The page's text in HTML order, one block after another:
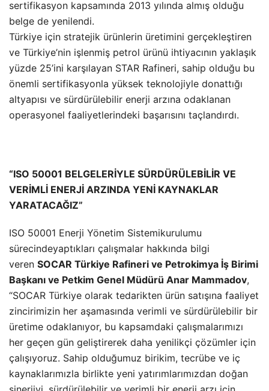
sertifikasyon kapsamında 2013 yılında almış olduğu
belge de yenilendi.
Türkiye için stratejik ürünlerin üretimini gerçekleştiren
ve Türkiye’nin işlenmiş petrol ürünü ihtiyacının yaklaşık
yüzde 25’ini karşılayan STAR Rafineri, sahip olduğu bu
önemli sertifikasyonla yüksek teknolojiyle donattığı
altyapısı ve sürdürülebilir enerji arzına odaklanan
operasyonel faaliyetlerindeki başarısını taçlandırdı.
“ISO 50001 BELGELERİYLE SÜRDÜRÜLEBİLİR VE
VERİMLİ ENERJİ ARZINDA YENİ KAYNAKLAR
YARATACAĞIZ”
ISO 50001 Enerji Yönetim Sistemikurulumu
sürecindeyaptıkları çalışmalar hakkında bilgi
veren SOCAR Türkiye Rafineri ve Petrokimya İş Birimi
Başkanı ve Petkim Genel Müdürü Anar Mammadov,
“SOCAR Türkiye olarak tedarikten ürün satışına faaliyet
zincirimizin her aşamasında verimli ve sürdürülebilir bir
üretime odaklanıyor, bu kapsamdaki çalışmalarımızı
her geçen gün geliştirerek daha yenilikçi çözümler için
çalışıyoruz. Sahip olduğumuz birikim, tecrübe ve iç
kaynaklarımızla birlikte yeni yatırımlarımızdan doğan